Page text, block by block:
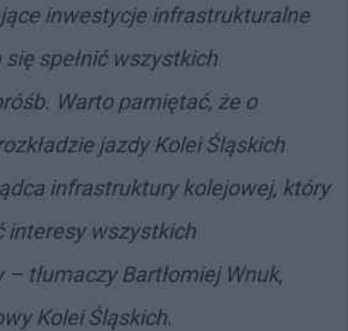
inwestycje infrastrukturalne
się spełnić wszystkich
Warto pamiętać, że o
jazdy Kolei Śląskich
infrastruktury kolejowej, który
interesy wszystkich
– tłumaczy Bartłomiej Wnuk,
Kolei Śląskich.